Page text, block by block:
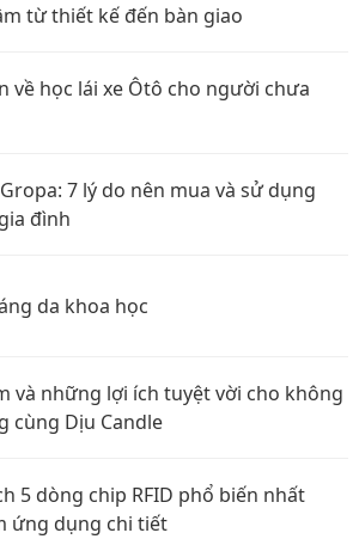
từ thiết kế đến bàn giao
về học lái xe Ôtô cho người chưa
7 lý do nên mua và sử dụng
đình
da khoa học
và những lợi ích tuyệt vời cho không
cùng Dịu Candle
5 dòng chip RFID phổ biến nhất
ứng dụng chi tiết